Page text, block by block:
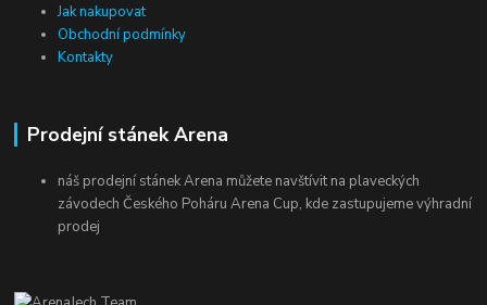
Jak nakupovat
Obchodní podmínky
Kontakty
Prodejní stánek Arena
náš prodejní stánek Arena můžete navštívit na plaveckých
závodech Českého Poháru Arena Cup, kde zastupujeme výhradní
prodej